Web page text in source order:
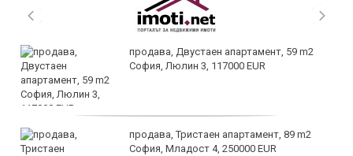
продава, Двустаен апартамент, 59 m2
София, Люлин 3, 117000 EUR
продава, Тристаен апартамент, 89 m2
София, Младост 4, 250000 EUR